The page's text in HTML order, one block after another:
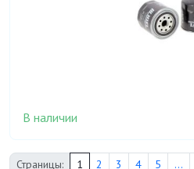
В наличии
Страницы: 1 2 3 4 5 ...